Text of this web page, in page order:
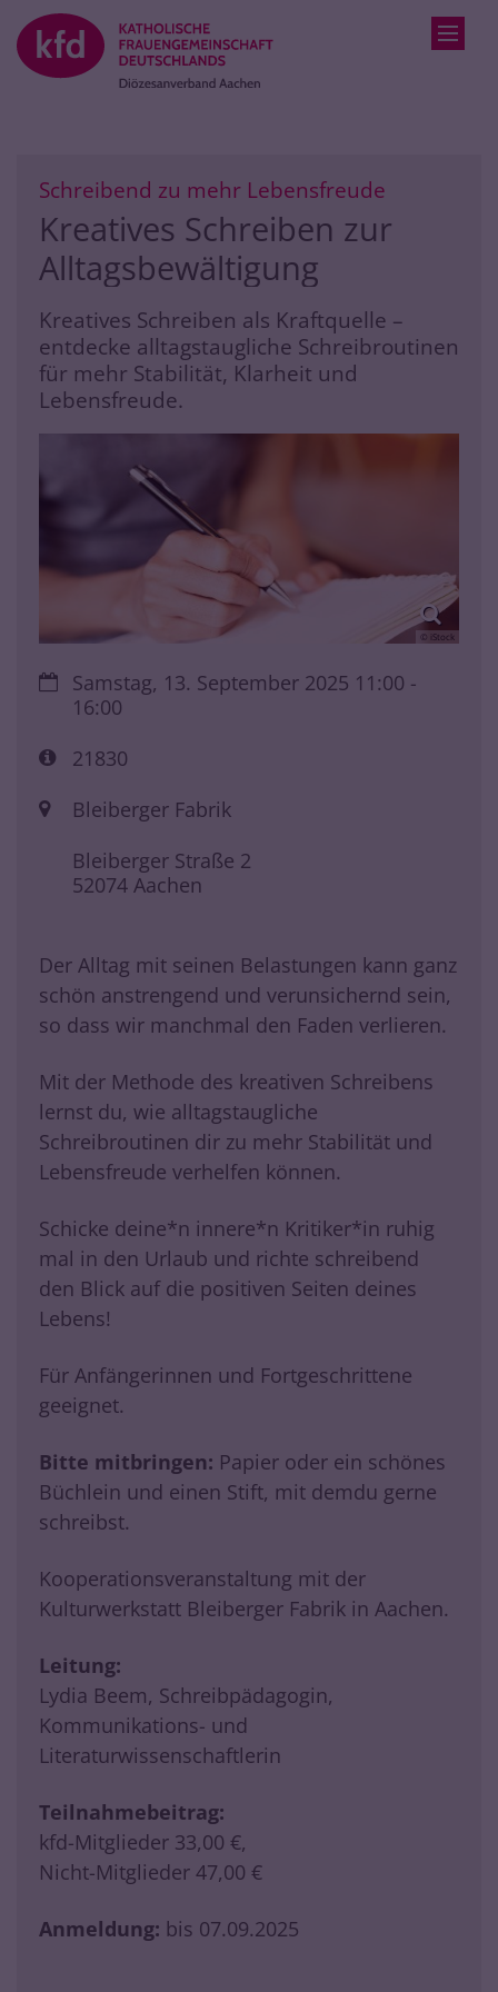
Zum Inhalt springen
Schreibend zu mehr Lebensfreude
Kreatives Schreiben zur
Alltagsbewältigung
Kreatives Schreiben als Kraftquelle –
entdecke alltagstaugliche Schreibroutinen
für mehr Stabilität, Klarheit und
Lebensfreude.
© iStock
Datum:Samstag, 13. September 2025 11:00 -
16:00
Art bzw. Nummer:
21830
Ort: Bleiberger Fabrik
Bleiberger Straße 2
52074 Aachen
Der Alltag mit seinen Belastungen kann ganz
schön anstrengend und verunsichernd sein,
so dass wir manchmal den Faden verlieren.
Mit der Methode des kreativen Schreibens
lernst du, wie alltagstaugliche
Schreibroutinen dir zu mehr Stabilität und
Lebensfreude verhelfen können.
Schicke deine*n innere*n Kritiker*in ruhig
mal in den Urlaub und richte schreibend
den Blick auf die positiven Seiten deines
Lebens!
Für Anfängerinnen und Fortgeschrittene
geeignet.
Bitte mitbringen: Papier oder ein schönes
Büchlein und einen Stift, mit demdu gerne
schreibst.
Kooperationsveranstaltung mit der
Kulturwerkstatt Bleiberger Fabrik in Aachen.
Leitung:
Lydia Beem, Schreibpädagogin,
Kommunikations- und
Literaturwissenschaftlerin
Teilnahmebeitrag:
kfd-Mitglieder 33,00 €,
Nicht-Mitglieder 47,00 €
Anmeldung: bis 07.09.2025